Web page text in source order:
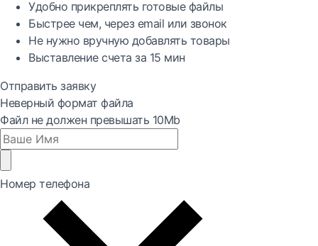
Удобно прикреплять готовые файлы
Быстреечем, через email или звонок
Не нужно вручную добавлять товары
Выставление счета за 15 мин
Отправить заявку
Неверный формат файла
Файл не должен превышать 10Mb
Номер телефона